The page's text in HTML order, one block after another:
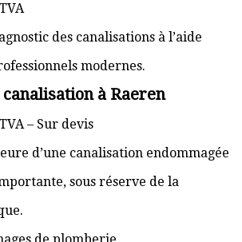
des canalisations à l’aide
modernes.
canalisation à Raeren
– Sur devis
d’une canalisation endommagée
sous réserve de la